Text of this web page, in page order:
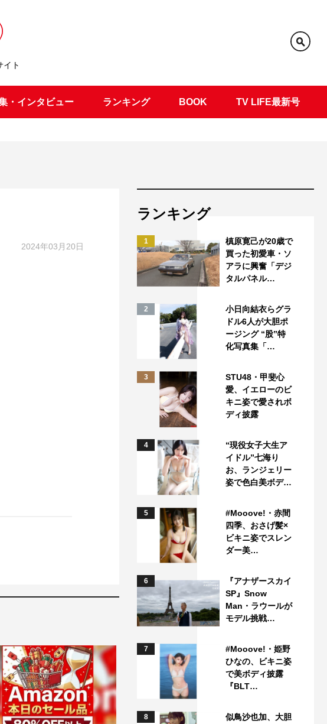
イト
・インタビュー ランキング BOOK TV LIFE最新号
2024年03月20日
ランキング
1
槙原寛己が20歳で
買った初愛車・ソ
アラに興奮「デジ
タルパネル…
2
小日向結衣らグラ
ドル6人が大胆ポ
ージング “股”特
化写真集「…
3
STU48・甲斐心
愛、イエローのビ
キニ姿で愛されボ
ディ披露
4
“現役女子大生ア
イドル”七海り
お、ランジェリー
姿で色白美ボデ…
5
#Mooove!・赤間
四季、おさげ髪×
ビキニ姿でスレン
ダー美…
6
『アナザースカイ
SP』Snow
Man・ラウールが
モデル挑戦…
7
#Mooove!・姫野
ひなの、ビキニ姿
で美ボディ披露
『BLT…
8
似鳥沙也加、大胆